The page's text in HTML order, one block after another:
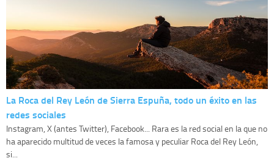
La Roca del Rey León de Sierra Espuña, todo un éxito en las
redes sociales
Instagram, X (antes Twitter), Facebook... Rara es la red social en la que no
ha aparecido multitud de veces la famosa y peculiar Roca del Rey León,
si...